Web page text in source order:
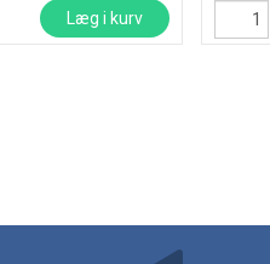
Læg i kurv